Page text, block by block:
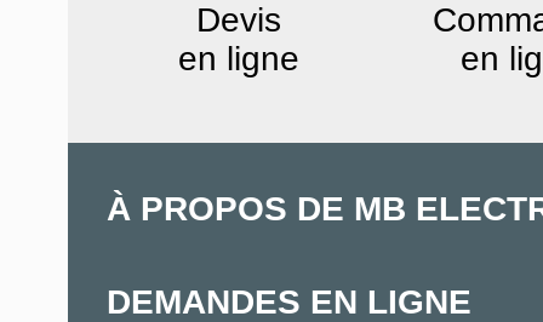
Devis
en ligne
en
À PROPOS DE MB
DEMANDES EN LIGNE